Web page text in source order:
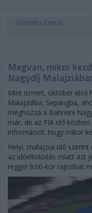
Gobodics Tamás
Megvan, mikor
Nagydíj
Mint ismert, október első
Malajziába, Sepangba,
méghozzá a Bahreini
már, de az FIA idő
információt: hogy mikor
Helyi, malajziai idő
az időeltolódás miatt azt
reggel 9:00-kor rajtolhat